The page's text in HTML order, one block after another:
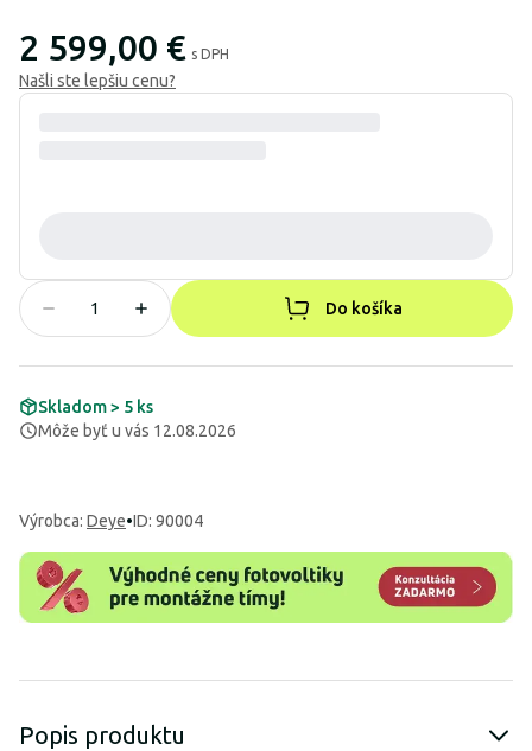
2 599,00 € s DPH
Našli ste lepšiu cenu?
Do košíka
Skladom > 5 ks
Môže byť u vás 12.08.2026
Výrobca: Deye•ID: 90004
Popis produktu